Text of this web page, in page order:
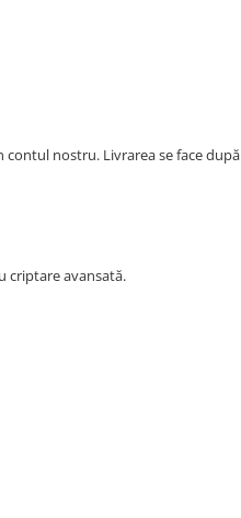
nostru. Livrarea se face după
criptare avansată.